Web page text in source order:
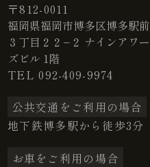
〒812-0011
福岡県福岡市博多区博多駅前
３丁目２２−２ ナインアワー
ズビル 1階
TEL092-409-9974
公共交通をご利用の場合
地下鉄博多駅から徒歩3分
お車をご利用の場合